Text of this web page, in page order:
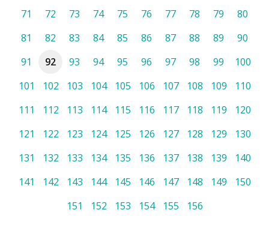
71
72 73 74 75 76 77 78 79
80
81
82 83 84 85 86 87 88 89
90
91
92 93 94 95 96 97 98 99
100
101
102 103 104 105 106 107 108 109
110
111
112 113 114 115 116 117 118 119
120
121
122 123 124 125 126 127 128 129
130
131
132 133 134 135 136 137 138 139
140
141
142 143 144 145 146 147 148 149
150
151
152 153 154 155 156